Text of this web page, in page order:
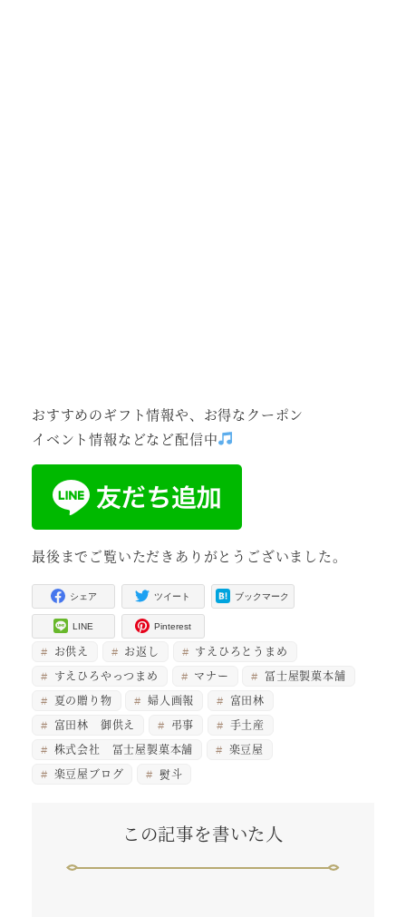
おすすめのギフト情報や、お得なクーポン
イベント情報などなど配信中
最後までご覧いただきありがとうございました。
シェア ツイート ブックマーク
LINE Pinterest
お供え お返し
すえひろとうまめ
すえひろやっつまめ
マナー
冨士屋製菓本舗
夏の贈り物
婦人画報
富田林
富田林 御供え
弔事
手土産
株式会社 冨士屋製菓本舗
楽豆屋
楽豆屋ブログ
熨斗
この記事を書いた人